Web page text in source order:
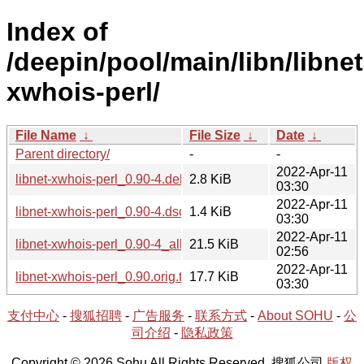
Index of
/deepin/pool/main/libn/
xwhois-perl/
File Name ↓ File Size ↓ Date ↓
Parent directory/
-
-
libnet-xwhois-perl_0.90-4.debian.tar.gz
2.8 KiB
2022-Apr-11
03:30
libnet-xwhois-perl_0.90-4.dsc
1.4 KiB
2022-Apr-11
03:30
libnet-xwhois-perl_0.90-4_all.deb21.5 KiB
2022-Apr-11
02:56
libnet-xwhois-perl_0.90.orig.tar.gz17.7 KiB
2022-Apr-11
03:30
支付中心 - 搜狐招聘 - 广告服务 - 联系方式 - About SOHU - 公
司介绍 - 隐私政策